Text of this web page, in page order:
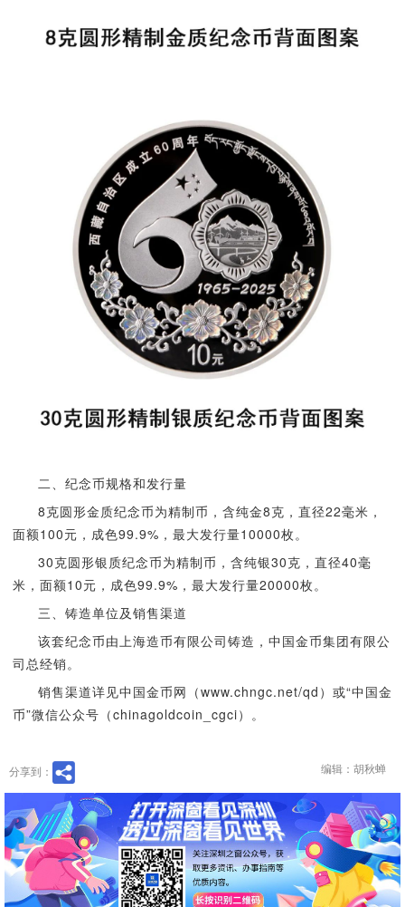
二、纪念币规格和发行量
8克圆形金质纪念币为精制币，含纯金8克，直径22毫米，
面额100元，成色99.9%，最大发行量10000枚。
30克圆形银质纪念币为精制币，含纯银30克，直径40毫
米，面额10元，成色99.9%，最大发行量20000枚。
三、铸造单位及销售渠道
该套纪念币由上海造币有限公司铸造，中国金币集团有限公
司总经销。
销售渠道详见中国金币网（www.chngc.net/qd）或“中国金
币”微信公众号（chinagoldcoin_cgci）。
分享到： 编辑：胡秋蝉